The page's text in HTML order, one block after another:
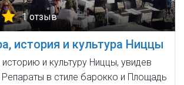
1 отзыв
история и культура Ниццы
историю и культуру Ниццы, увидев
в стиле барокко и Площадь